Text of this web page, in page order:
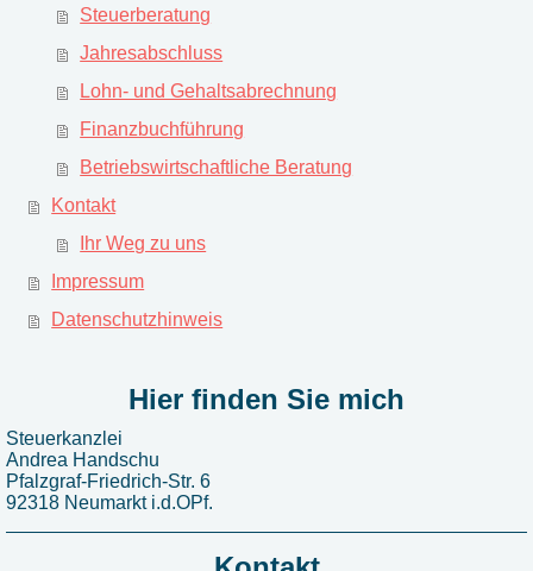
Steuerberatung
Jahresabschluss
Lohn- und Gehaltsabrechnung
Finanzbuchführung
Betriebswirtschaftliche Beratung
Kontakt
Ihr Weg zu uns
Impressum
Datenschutzhinweis
Hier finden Sie mich
Steuerkanzlei
Andrea Handschu
Pfalzgraf-Friedrich-Str. 6
92318 Neumarkt i.d.OPf.